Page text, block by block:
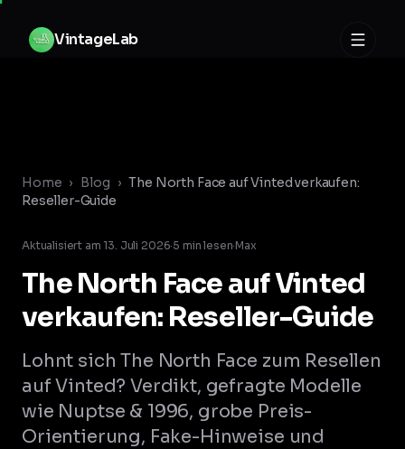
Zum Inhalt springen
VintageLab
Home › Blog › The North Face auf Vinted verkaufen:
Reseller-Guide
Aktualisiert am 13. Juli 2026·5 min lesen·Max
The North Face auf Vinted
verkaufen: Reseller-Guide
Lohnt sich The North Face zum Resellen
auf Vinted? Verdikt, gefragte Modelle
wie Nuptse & 1996, grobe Preis-
Orientierung, Fake-Hinweise und